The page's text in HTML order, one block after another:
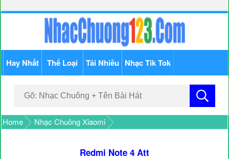
Hay Nhất Thể Loại Tải Nhiều Nhạc Tik Tok
Home Nhạc Chuông Xiaomi
Redmi Note 4 Att